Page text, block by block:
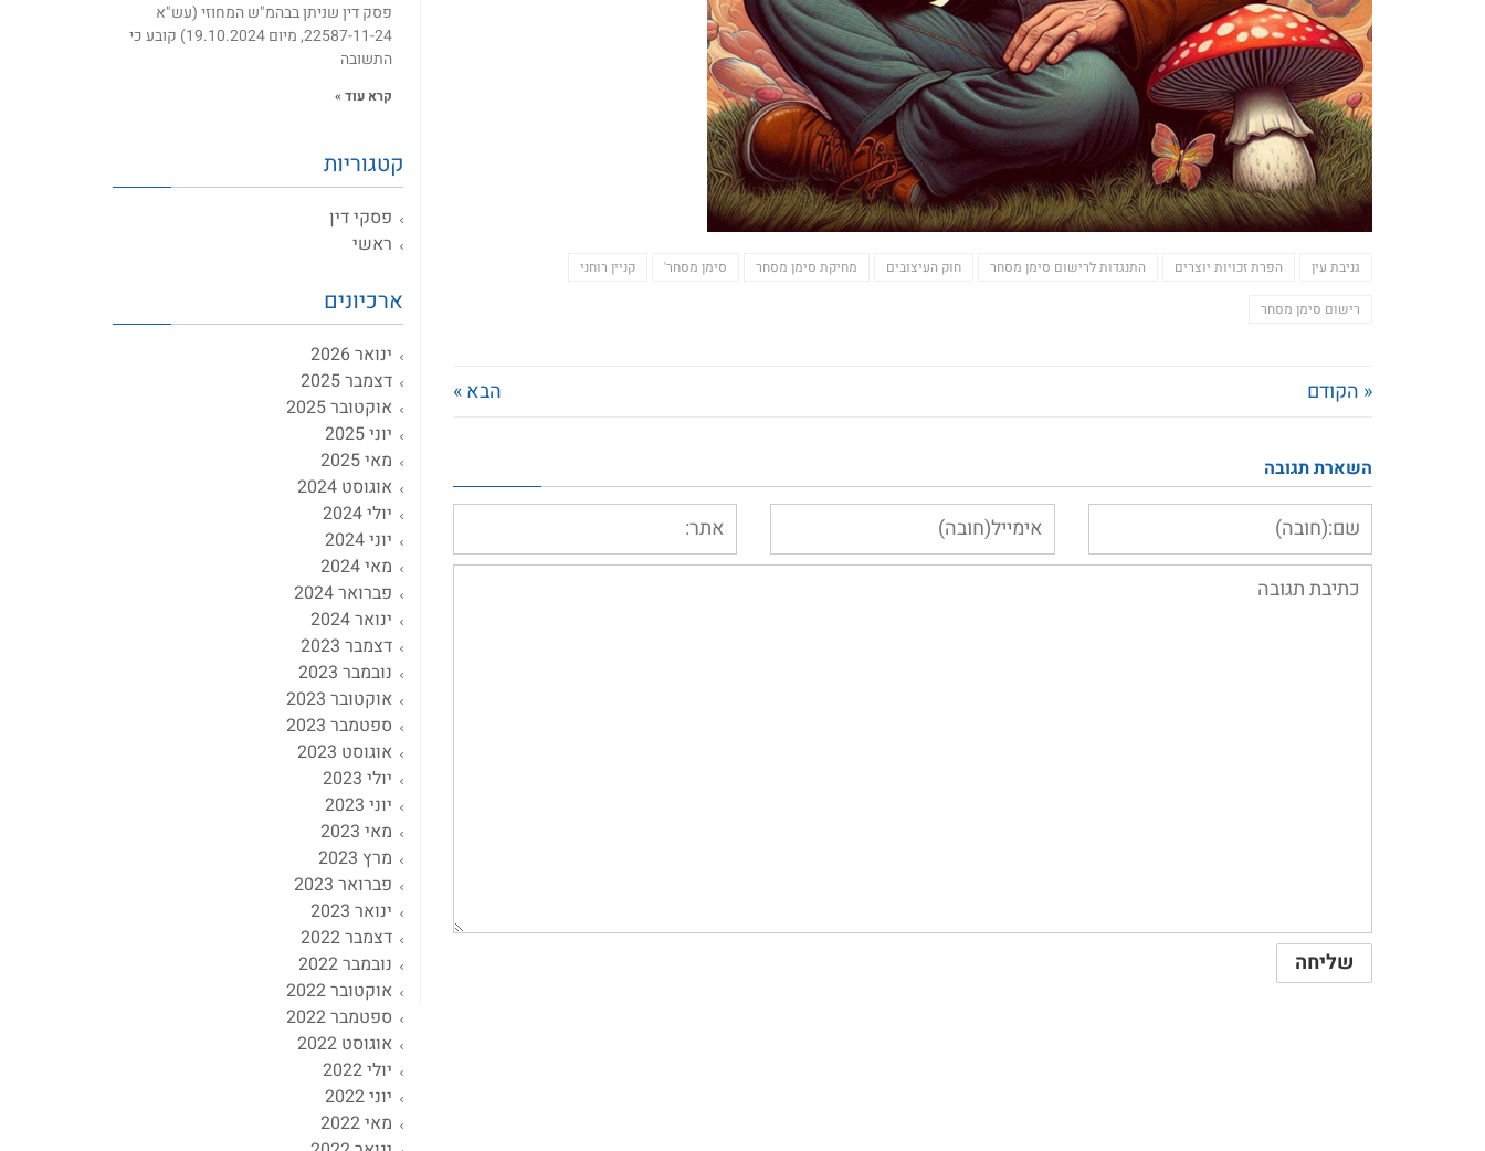
גניבת עין הפרת זכויות יוצרים התנגדות לרישום סימן מסחר חוק העיצובים מחיקת סימן מסחר סימן מסחר' קניין רוחני
רישום סימן מסחר
« הקודם הבא »
השארת תגובה
פסק דין שניתן בבהמ"ש המחוזי (עש"א
22587-11-24, מיום 19.10.2024) קובע כי
התשובה
קרא עוד »
קטגוריות
פסקי דין
ראשי
ארכיונים
ינואר 2026
דצמבר 2025
אוקטובר 2025
יוני 2025
מאי 2025
אוגוסט 2024
יולי 2024
יוני 2024
מאי 2024
פברואר 2024
ינואר 2024
דצמבר 2023
נובמבר 2023
אוקטובר 2023
ספטמבר 2023
אוגוסט 2023
יולי 2023
יוני 2023
מאי 2023
מרץ 2023
פברואר 2023
ינואר 2023
דצמבר 2022
נובמבר 2022
אוקטובר 2022
ספטמבר 2022
אוגוסט 2022
יולי 2022
יוני 2022
מאי 2022